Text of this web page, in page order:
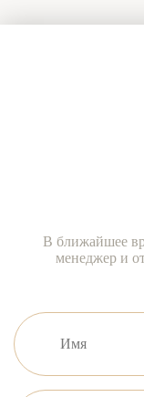
В ближайшее
менеджер и